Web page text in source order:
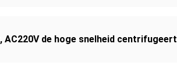
, AC220V de hoge snelheid centrifugeert